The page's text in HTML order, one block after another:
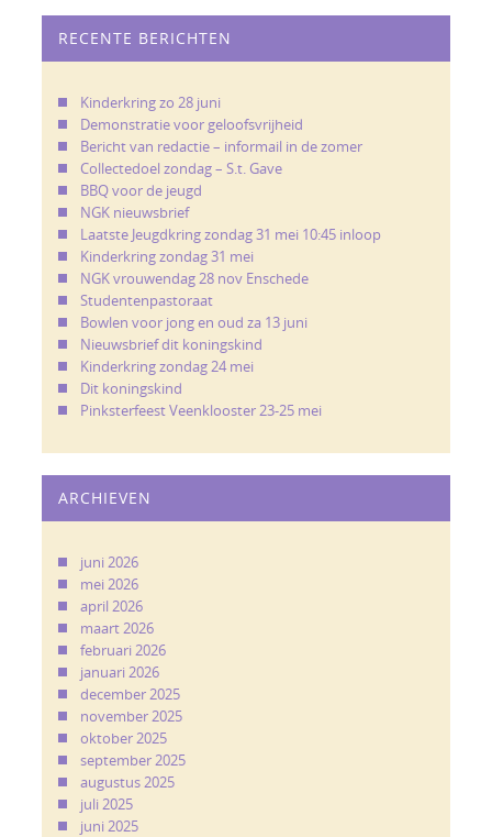
RECENTE BERICHTEN
Kinderkring zo 28 juni
Demonstratie voor geloofsvrijheid
Bericht van redactie – informail in de zomer
Collectedoel zondag – S.t. Gave
BBQ voor de jeugd
NGK nieuwsbrief
Laatste Jeugdkring zondag 31 mei 10:45 inloop
Kinderkring zondag 31 mei
NGK vrouwendag 28 nov Enschede
Studentenpastoraat
Bowlen voor jong en oud za 13 juni
Nieuwsbrief dit koningskind
Kinderkring zondag 24 mei
Dit koningskind
Pinksterfeest Veenklooster 23-25 mei
ARCHIEVEN
juni 2026
mei 2026
april 2026
maart 2026
februari 2026
januari 2026
december 2025
november 2025
oktober 2025
september 2025
augustus 2025
juli 2025
juni 2025